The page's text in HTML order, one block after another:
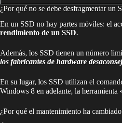
¿Por qué no se debe desfragmentar un
En un SSD no hay partes móviles: el
rendimiento de un SSD.
Además, los SSD tienen un número
los fabricantes de hardware
En su lugar, los SSD utilizan el
Windows 8 en adelante, la herramienta
¿Por qué el mantenimiento ha